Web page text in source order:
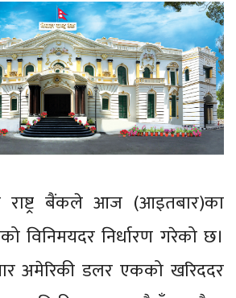
राष्ट्र बैंकले आज (आइतबार)का
विनिमयदर निर्धारण गरेको छ।
अमेरिकी डलर एकको खरिददर